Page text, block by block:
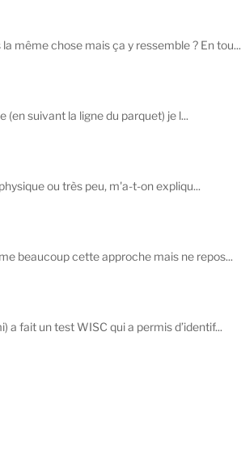
même chose mais ça y ressemble ? En tou...
suivant la ligne du parquet) je l...
ou très peu, m'a-t-on expliqu...
beaucoup cette approche mais ne repos...
fait un test WISC qui a permis d’identif...